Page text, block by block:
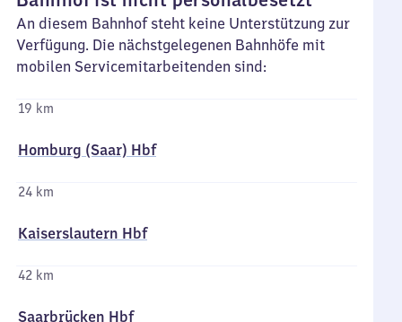
An diesem Bahnhof steht keine Unterstützung zur
Verfügung. Die nächstgelegenen Bahnhöfe mit
mobilen Servicemitarbeitenden sind:
19 km
Homburg (Saar) Hbf
24 km
Kaiserslautern Hbf
42 km
Saarbrücken Hbf